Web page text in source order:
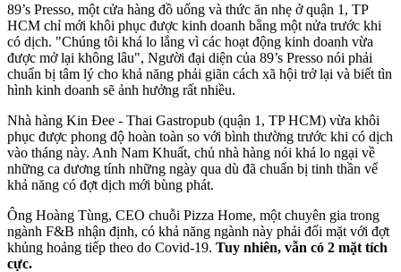
89’s Presso, một cửa hàng đồ uống và thức ăn nhẹ ở quận 1, TP
HCM chỉ mới khôi phục được kinh doanh bằng một nửa trước khi
có dịch. "Chúng tôi khá lo lắng vì các hoạt động kinh doanh vừa
được mở lại không lâu", Người đại diện của 89’s Presso nói phải
chuẩn bị tâm lý cho khả năng phải giãn cách xã hội trở lại và biết tìn
hình kinh doanh sẽ ảnh hưởng rất nhiều.
Nhà hàng Kin Đee - Thai Gastropub (quận 1, TP HCM) vừa khôi
phục được phong độ hoàn toàn so với bình thường trước khi có dịch
vào tháng này. Anh Nam Khuất, chủ nhà hàng nói khá lo ngại về
những ca dương tính những ngày qua dù đã chuẩn bị tinh thần vể
khả năng có đợt dịch mới bùng phát.
Ông Hoàng Tùng, CEO chuỗi Pizza Home, một chuyên gia trong
ngành F&B nhận định, có khả năng ngành này phải đối mặt với đợt
khủng hoảng tiếp theo do Covid-19. Tuy nhiên, vẫn có 2 mặt tích
cực.